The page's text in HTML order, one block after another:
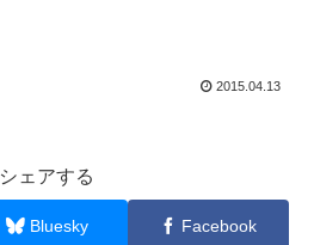
2015.04.13
シェアする
Bluesky Facebook